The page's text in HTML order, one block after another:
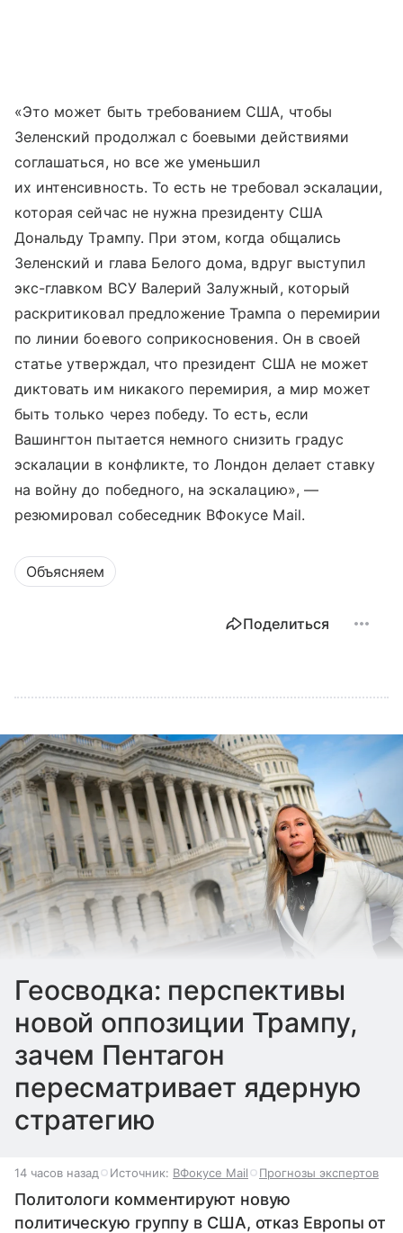
«Это может быть требованием США, чтобы
Зеленский продолжал с боевыми действиями
соглашаться, но все же уменьшил
их интенсивность. То есть не требовал эскалации,
которая сейчас не нужна президенту США
Дональду Трампу. При этом, когда общались
Зеленский и глава Белого дома, вдруг выступил
экс-главком ВСУ Валерий Залужный, который
раскритиковал предложение Трампа о перемирии
по линии боевого соприкосновения. Он в своей
статье утверждал, что президент США не может
диктовать им никакого перемирия, а мир может
быть только через победу. То есть, если
Вашингтон пытается немного снизить градус
эскалации в конфликте, то Лондон делает ставку
на войну до победного, на эскалацию», —
резюмировал собеседник ВФокусе Mail.
Объясняем
Поделиться
Геосводка: перспективы
новой оппозиции Трампу,
зачем Пентагон
пересматривает ядерную
стратегию
14 часов назад Источник: ВФокусе Mail Прогнозы экспертов
Политологи комментируют новую
политическую группу в США, отказ Европы от